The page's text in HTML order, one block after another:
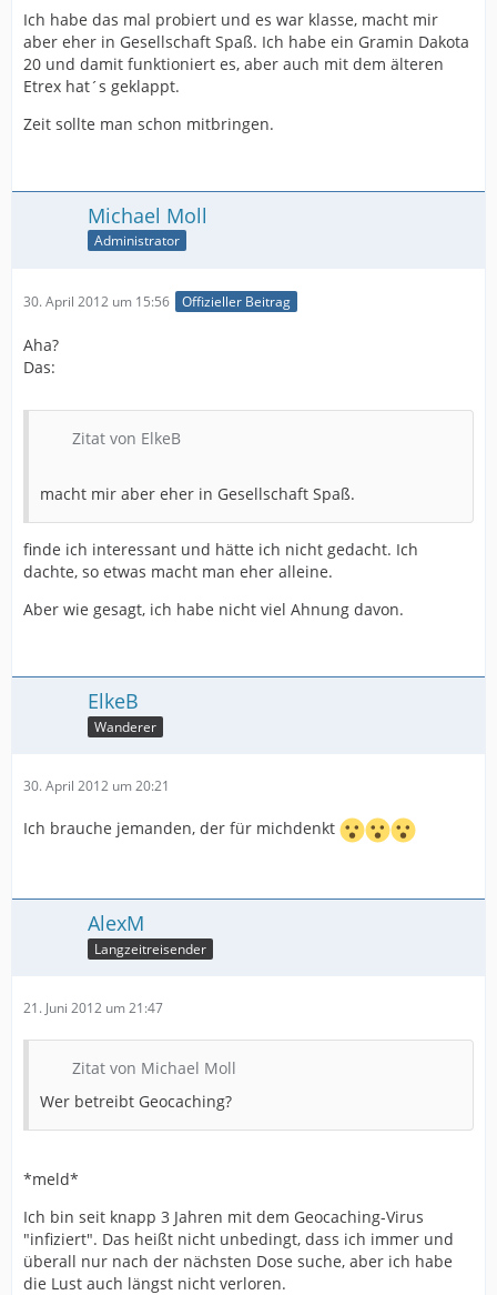
Ich habe das mal probiert und es war klasse, macht mir
aber eher in Gesellschaft Spaß. Ich habe ein Gramin Dakota
20 und damit funktioniert es, aber auch mit dem älteren
Etrex hat´s geklappt.
Zeit sollte man schon mitbringen.
Michael Moll
Administrator
30. April 2012 um 15:56 Offizieller Beitrag
Aha?
Das:
Zitat von ElkeB
macht mir aber eher in Gesellschaft Spaß.
finde ich interessant und hätte ich nicht gedacht. Ich
dachte, so etwas macht man eher alleine.
Aber wie gesagt, ich habe nicht viel Ahnung davon.
ElkeB
Wanderer
30. April 2012 um 20:21
Ich brauche jemanden, der für michdenkt
AlexM
Langzeitreisender
21. Juni 2012 um 21:47
Zitat von Michael Moll
Wer betreibt Geocaching?
*meld*
Ich bin seit knapp 3 Jahren mit dem Geocaching-Virus
"infiziert". Das heißt nicht unbedingt, dass ich immer und
überall nur nach der nächsten Dose suche, aber ich habe
die Lust auch längst nicht verloren.